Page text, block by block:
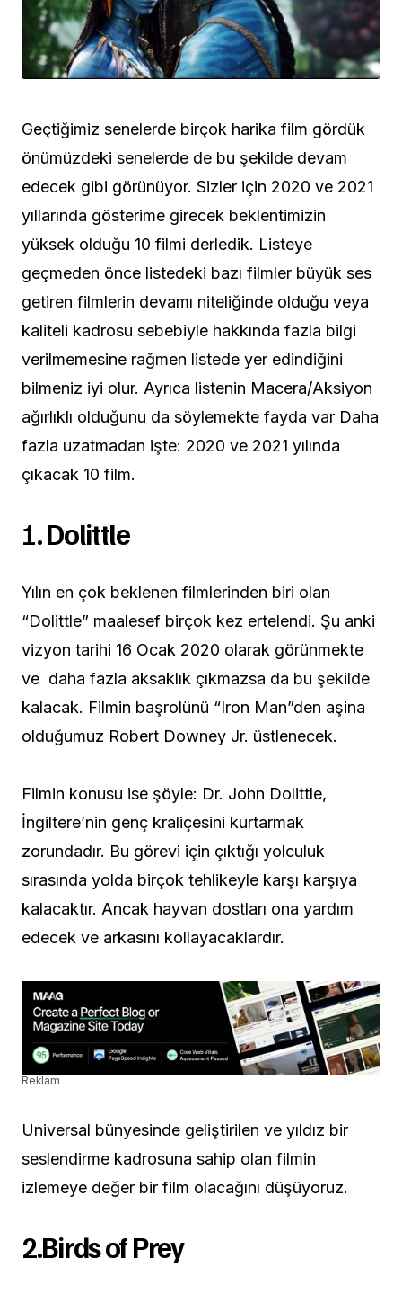
Geçtiğimiz senelerde birçok harika film gördük
önümüzdeki senelerde de bu şekilde devam
edecek gibi görünüyor. Sizler için 2020 ve 2021
yıllarında gösterime girecek beklentimizin
yüksek olduğu 10 filmi derledik. Listeye
geçmeden önce listedeki bazı filmler büyük ses
getiren filmlerin devamı niteliğinde olduğu veya
kaliteli kadrosu sebebiyle hakkında fazla bilgi
verilmemesine rağmen listede yer edindiğini
bilmeniz iyi olur. Ayrıca listenin Macera/Aksiyon
ağırlıklı olduğunu da söylemekte fayda var Daha
fazla uzatmadan işte: 2020 ve 2021 yılında
çıkacak 10 film.
1.Dolittle
Yılın en çok beklenen filmlerinden biri olan
“Dolittle” maalesef birçok kez ertelendi. Şu anki
vizyon tarihi 16 Ocak 2020 olarak görünmekte
ve daha fazla aksaklık çıkmazsa da bu şekilde
kalacak. Filmin başrolünü “Iron Man”den aşina
olduğumuz Robert Downey Jr. üstlenecek.
Filmin konusu ise şöyle: Dr. John Dolittle,
İngiltere’nin genç kraliçesini kurtarmak
zorundadır. Bu görevi için çıktığı yolculuk
sırasında yolda birçok tehlikeyle karşı karşıya
kalacaktır. Ancak hayvan dostları ona yardım
edecek ve arkasını kollayacaklardır.
Reklam
Universal bünyesinde geliştirilen ve yıldız bir
seslendirme kadrosuna sahip olan filmin
izlemeye değer bir film olacağını düşüyoruz.
2.Birds of Prey